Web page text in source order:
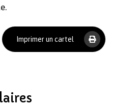
Revenir à l'Artotek
Imprimer un cartel